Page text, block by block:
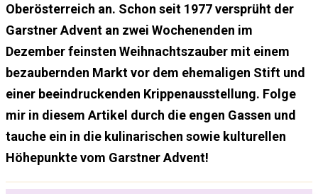
Oberösterreich an. Schon seit 1977 versprüht der
Garstner Advent an zwei Wochenenden im
Dezember feinsten Weihnachtszauber mit einem
bezaubernden Markt vor dem ehemaligen Stift und
einer beeindruckenden Krippenausstellung. Folge
mir in diesem Artikel durch die engen Gassen und
tauche ein in die kulinarischen sowie kulturellen
Höhepunkte vom Garstner Advent!